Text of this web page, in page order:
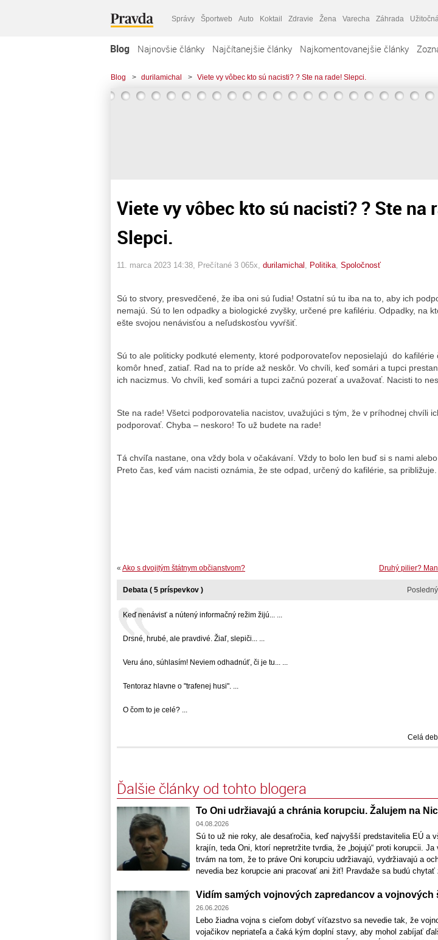
Správy Športweb Auto Koktail Zdravie Žena Varecha Záhrada Užitočná
Blog Najnovšie články Najčítanejšie články Najkomentovanejšie články
Blog > durilamichal > Viete vy vôbec kto sú nacisti? ? Ste na rade! Slepci.
Viete vy vôbec kto sú nacisti? ? Ste na
Slepci.
11. marca 2023 14:38 , Prečítané 3 065x, durilamichal Politika Spoločnosť
Sú to stvory, presvedčené, že iba oni sú ľudia! Ostatní sú tu iba na to, aby ich
nemajú. Sú to len odpadky a biologické zvyšky, určené pre kafilériu. Odpadky, na
ešte svojou nenávisťou a neľudskosťou vyvŕšiť.
Sú to ale politicky podkuté elementy, ktoré podporovateľov neposielajú do kafilérie
komôr hneď, zatiaľ. Rad na to príde až neskôr. Vo chvíli, keď somári a tupci
ich nacizmus. Vo chvíli, keď somári a tupci začnú pozerať a uvažovať. Nacisti to
Ste na rade! Všetci podporovatelia nacistov, uvažujúci s tým, že v príhodnej chvíli
podporovať. Chyba – neskoro! To už budete na rade!
Tá chvíľa nastane, ona vždy bola v očakávaní. Vždy to bolo len buď si s nami
Preto čas, keď vám nacisti oznámia, že ste odpad, určený do kafilérie, sa približuje.
Druhý pilier?
« Ako s dvojitým štátnym občianstvom?
Debata ( 5 príspevkov )
Keď nenávisť a nútený informačný režim žijú... ...
Drsné, hrubé, ale pravdivé. Žiaľ, slepiči... ...
Veru áno, súhlasím! Neviem odhadnúť, či je tu... ...
Tentoraz hlavne o "trafenej husi". ...
O čom to je celé? ...
Celá
Ďalšie články od tohto blogera
To Oni udržiavajú a chránia korupciu. Žalujem na
04.08.2026
Sú to už nie roky, ale desaťročia, keď najvyšší predstavitelia EÚ a
krajín, teda Oni, ktorí nepretržite tvrdia, že „bojujú“ proti korupcii.
trvám na tom, že to práve Oni korupciu udržiavajú, vydržiavajú a
nevedia bez korupcie ani pracovať ani žiť! Pravdaže sa budú chytať
Vidím samých vojnových zapredancov a vojnových
26.06.2026
Lebo žiadna vojna s cieľom dobyť víťazstvo sa nevedie tak, že
vojačikov nepriateľa a čaká kým doplní stavy, aby mohol zabíjať